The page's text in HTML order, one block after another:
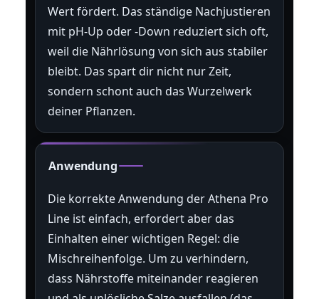
Wert fördert. Das ständige Nachjustieren
mit pH-Up oder -Down reduziert sich oft,
weil die Nährlösung von sich aus stabiler
bleibt. Das spart dir nicht nur Zeit,
sondern schont auch das Wurzelwerk
deiner Pflanzen.
Anwendung
Die korrekte Anwendung der Athena Pro
Line ist einfach, erfordert aber das
Einhalten einer wichtigen Regel: die
Mischreihenfolge. Um zu verhindern,
dass Nährstoffe miteinander reagieren